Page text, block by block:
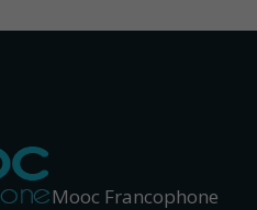
Mooc Francophone